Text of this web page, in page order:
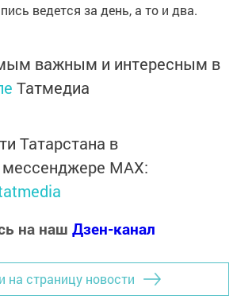
ведется за день, а то и два.
важным и интересным в
Татмедиа
Татарстана в
MАХ:
на наш Дзен-канал
на страницу новости